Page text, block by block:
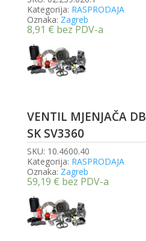
Kategorija: RASPRODAJA
Oznaka: Zagreb
8,91 € bez PDV-a
VENTIL MJENJAČA DB
SK SV3360
SKU: 10.4600.40
Kategorija: RASPRODAJA
Oznaka: Zagreb
59,19 € bez PDV-a